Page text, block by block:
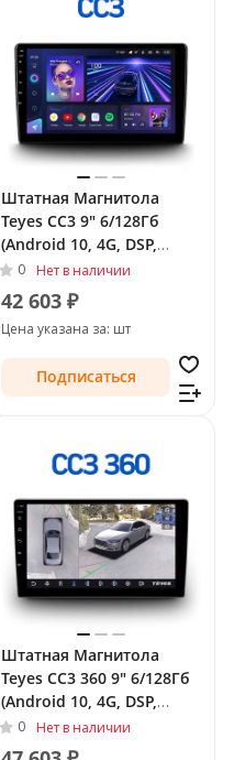
Штатная Магнитола
Teyes CC3 9" 6/128Гб
(Android 10, 4G, DSP,
QLed) для Chevrolet
TrailBlazer II 2012 - 2016
0 Нет в наличии
42 603 ₽
Цена указана за: шт
Подписаться
Штатная Магнитола
Teyes CC3 360 9" 6/128Гб
(Android 10, 4G, DSP,
QLed) - круговой обзор
для Chevrolet TrailBlazer
0 Нет в наличии